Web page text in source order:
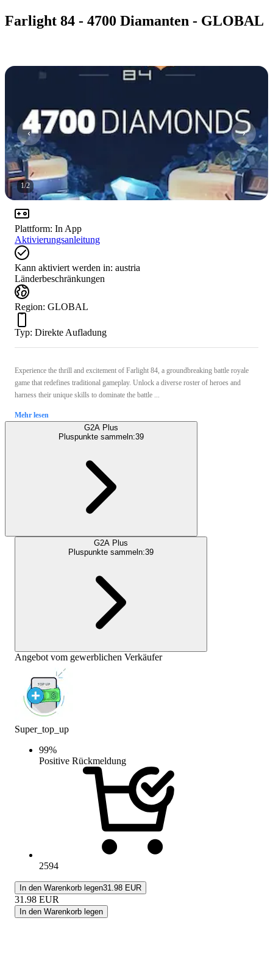
Farlight 84 - 4700 Diamanten - GLOBAL
1/2
Plattform: In App
Aktivierungsanleitung
Kann aktiviert werden in: austria
Länderbeschränkungen
Region: GLOBAL
Typ: Direkte Aufladung
Experience the thrill and excitement of Farlight 84, a groundbreaking battle royale
game that redefines traditional gameplay. Unlock a diverse roster of heroes and
harness their unique skills to dominate the battle ...
Mehr lesen
G2A Plus
Pluspunkte sammeln:39
G2A Plus
Pluspunkte sammeln:39
Angebot vom gewerblichen Verkäufer
Super_top_up
99%
Positive Rückmeldung
2594
In den Warenkorb legen31.98 EUR
31.98 EUR
In den Warenkorb legen